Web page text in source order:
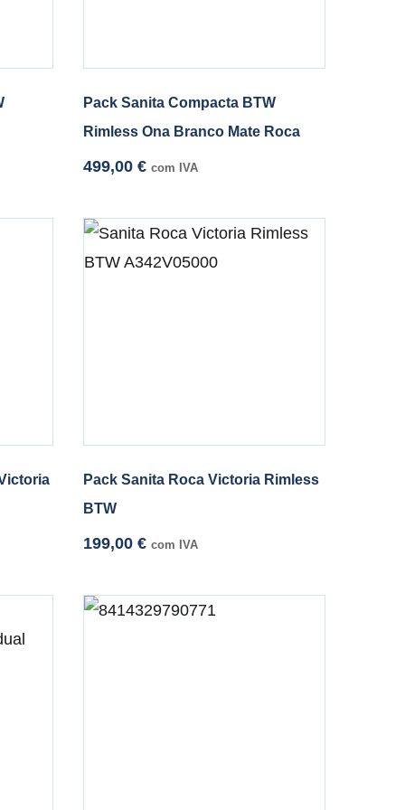
Pack Sanita Compacta BTW
Rimless Ona Branco Mate Roca
499,00€ com IVA
Pack Sanita Roca Victoria Rimless
BTW
199,00€ com IVA